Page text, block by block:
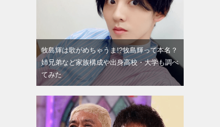
牧島輝は歌がめちゃうま!?牧島輝って本名？
姉兄弟など家族構成や出身高校・大学も調べ
てみた